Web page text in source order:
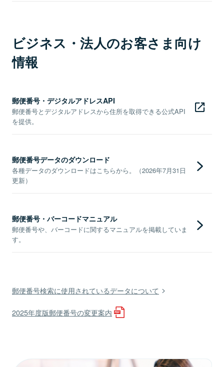
ビジネス・法人のお客さま向け
情報
郵便番号・デジタルアドレスAPI
郵便番号とデジタルアドレスから住所を取得できる公式API
を提供。
郵便番号データのダウンロード
各種データのダウンロードはこちらから。（2026年7月31日
更新）
郵便番号・バーコードマニュアル
郵便番号や、バーコードに関するマニュアルを掲載していま
す。
郵便番号検索に使用されているデータについて
2025年度版郵便番号の変更案内